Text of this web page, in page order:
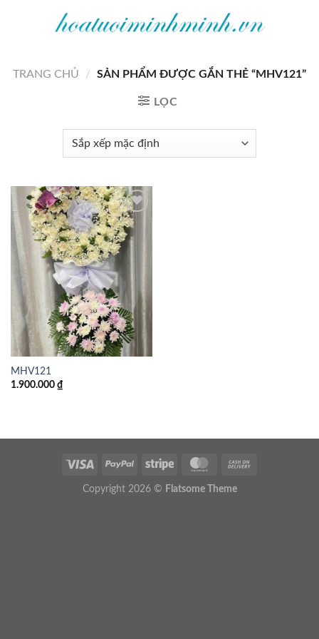
TRANG CHỦ
/ SẢN PHẨM ĐƯỢC GẮN THẺ “MHV121”
LỌC
Add to
wishlist
MHV121
1.900.000 ₫
Copyright 2026 © Flatsome Theme